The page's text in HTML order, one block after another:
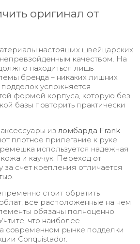
оригинал от
настоящих швейцарских
качеством. На
находиться лишь
бренда – никаких лишних
усложняется
формой корпуса, которую без
базы повторить практически
из ломбарда Frank
плотное прилегание к руке.
используется надежная
кожа и каучук. Переход от
за счет крепления отличается
стоит обратить
все расположенные на нем
обязаны полноценно
что наиболее
современном рынке подделки
Conquistador.